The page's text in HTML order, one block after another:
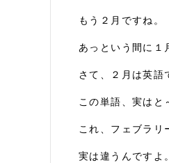
もう２月ですね。
あっという間に１
さて、２月は英
この単語、実はと
これ、フェブラリ
実は違うんですよ。